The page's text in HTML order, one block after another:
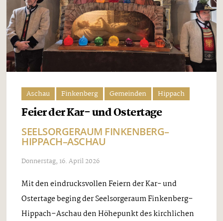
Aschau Finkenberg Gemeinden Hippach
Feier der Kar- und Ostertage
SEELSORGERAUM FINKENBERG–
HIPPACH–ASCHAU
Donnerstag, 16. April 2026
Mit den eindrucksvollen Feiern der Kar- und
Ostertage beging der Seelsorgeraum Finkenberg–
Hippach–Aschau den Höhepunkt des kirchlichen